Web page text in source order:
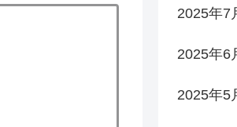
2025年7
2025年6
2025年5